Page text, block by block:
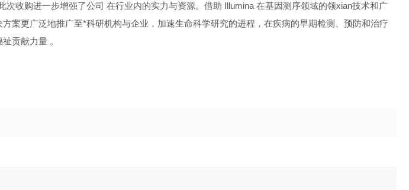
次收购进一步增强了公司 在行业内的实力与资源。借助 Illumina 在基因测序领域的领xian技术和广
案更广泛地推广至*科研机构与企业，加速生命科学研究的进程，在疾病的早期检测、预防和治疗
贡献力量 。